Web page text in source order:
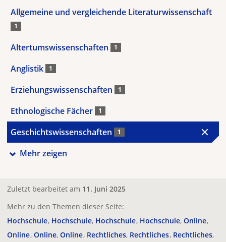
Allgemeine und vergleichende Literaturwissenschaft
1
Altertumswissenschaften 1
Anglistik 1
Erziehungswissenschaften 1
Ethnologische Fächer 1
Geschichtswissenschaften 1
Mehr zeigen
Zuletzt bearbeitet am 11. Juni 2025
Mehr zu den Themen dieser Seite:
Hochschule Hochschule Hochschule Hochschule Online
Online Online Online Rechtliches Rechtliches Rechtliches